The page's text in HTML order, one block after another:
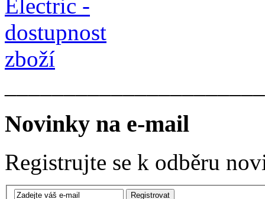
Novinky na e-mail
Registrujte se k odběru